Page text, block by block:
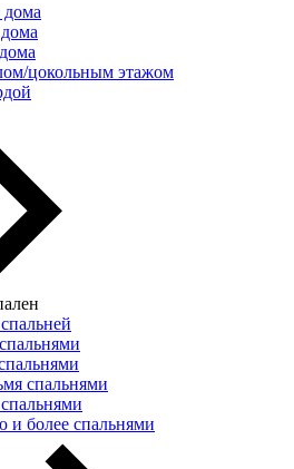
цокольным этажом
спальнями
и более спальнями